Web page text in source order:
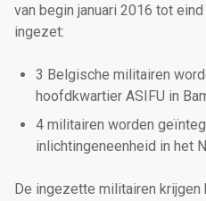
van begin januari 2016 tot
ingezet:
3 Belgische militairen
hoofdkwartier ASIFU in
4 militairen worden
inlichtingeneenheid in het
De ingezette militairen